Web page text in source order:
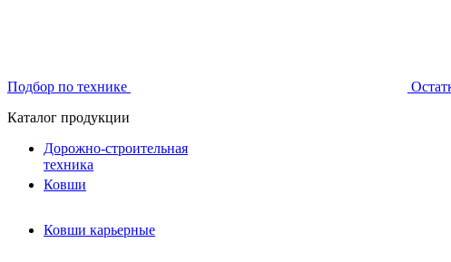
Подбор по технике
Каталог продукции
Дорожно-строительная
техника
Ковши
Ковши карьерные